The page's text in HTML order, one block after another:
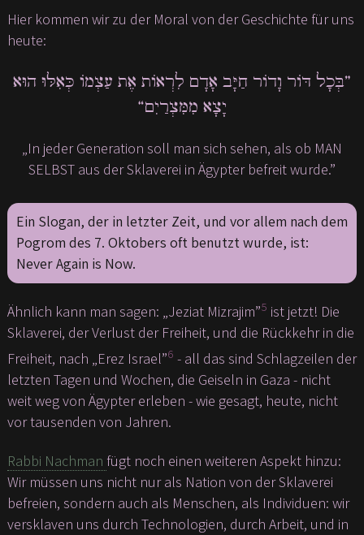
Hier kommen wir zu der Moral von der Geschichte für uns
heute:
”בְּכָל דּוֹר וָדוֹר חַיָּב אָדָם לִרְאוֹת אֶת עַצְמוֹ כְּאִלּוּ הוּא
יָצָא מִמִּצְרַיִם“
„In jeder Generation soll man sich sehen, als ob MAN
SELBST aus der Sklaverei in Ägypter befreit wurde.”
Ein Slogan, der in letzter Zeit, und vor allem nach dem
Pogrom des 7. Oktobers oft benutzt wurde, ist:
Never Again is Now.
Ähnlich kann man sagen: „Jeziat Mizrajim”5 ist jetzt! Die
Sklaverei, der Verlust der Freiheit, und die Rückkehr in die
Freiheit, nach „Erez Israel”6 - all das sind Schlagzeilen der
letzten Tagen und Wochen, die Geiseln in Gaza - nicht
weit weg von Ägypter erleben - wie gesagt, heute, nicht
vor tausenden von Jahren.
Rabbi Nachman fügt noch einen weiteren Aspekt hinzu:
Wir müssen uns nicht nur als Nation von der Sklaverei
befreien, sondern auch als Menschen, als Individuen: wir
versklaven uns durch Technologien, durch Arbeit, und in